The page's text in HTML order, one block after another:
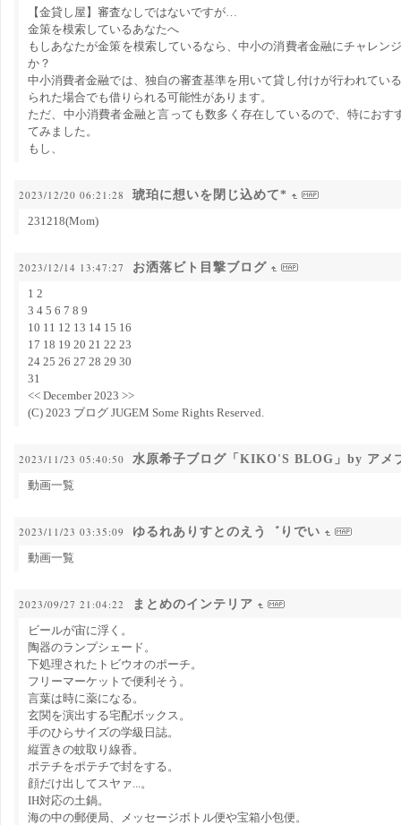
【金貸し屋】審査なしではないですが…
金策を模索しているあなたへ
もしあなたが金策を模索しているなら、中小の消費者金融にチャレン
か？
中小消費者金融では、独自の審査基準を用いて貸し付けが行われてい
られた場合でも借りられる可能性があります。
ただ、中小消費者金融と言っても数多く存在しているので、特におす
てみました。
もし、
2023/12/20 06:21:28 琥珀に想いを閉じ込めて*
231218(Mom)
2023/12/14 13:47:27 お洒落ビト目撃ブログ
1 2
3 4 5 6 7 8 9
10 11 12 13 14 15 16
17 18 19 20 21 22 23
24 25 26 27 28 29 30
31
<< December 2023 >>
(C) 2023 ブログ JUGEM Some Rights Reserved.
2023/11/23 05:40:50 水原希子ブログ「KIKO'S BLOG」by アメ
動画一覧
2023/11/23 03:35:09 ゆるれありすとのえう゛りでい
動画一覧
2023/09/27 21:04:22 まとめのインテリア
ビールが宙に浮く。
陶器のランプシェード。
下処理されたトビウオのポーチ。
フリーマーケットで便利そう。
言葉は時に薬になる。
玄関を演出する宅配ボックス。
手のひらサイズの学級日誌。
縦置きの蚊取り線香。
ポテチをポテチで封をする。
顔だけ出してスヤァ...。
IH対応の土鍋。
海の中の郵便局、メッセージボトル便や宝箱小包便。